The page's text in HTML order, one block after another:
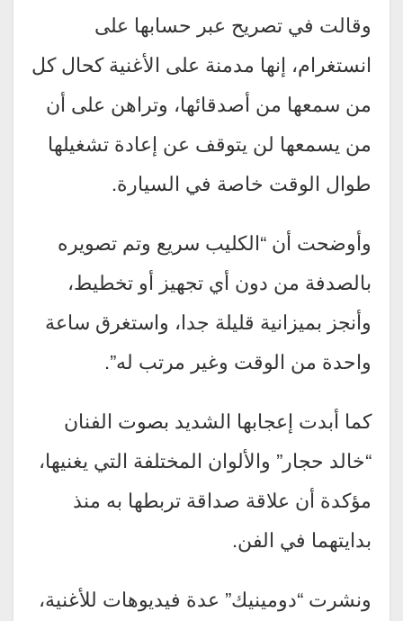
وقالت في تصريح عبر حسابها على
انستغرام، إنها مدمنة على الأغنية كحال كل
من سمعها من أصدقائها، وتراهن على أن
من يسمعها لن يتوقف عن إعادة تشغيلها
طوال الوقت خاصة في السيارة.
وأوضحت أن “الكليب سريع وتم تصويره
بالصدفة من دون أي تجهيز أو تخطيط،
وأنجز بميزانية قليلة جدا، واستغرق ساعة
واحدة من الوقت وغير مرتب له”.
كما أبدت إعجابها الشديد بصوت الفنان
“خالد حجار” والألوان المختلفة التي يغنيها،
مؤكدة أن علاقة صداقة تربطها به منذ
بدايتهما في الفن.
ونشرت “دومينيك” عدة فيديوهات للأغنية،